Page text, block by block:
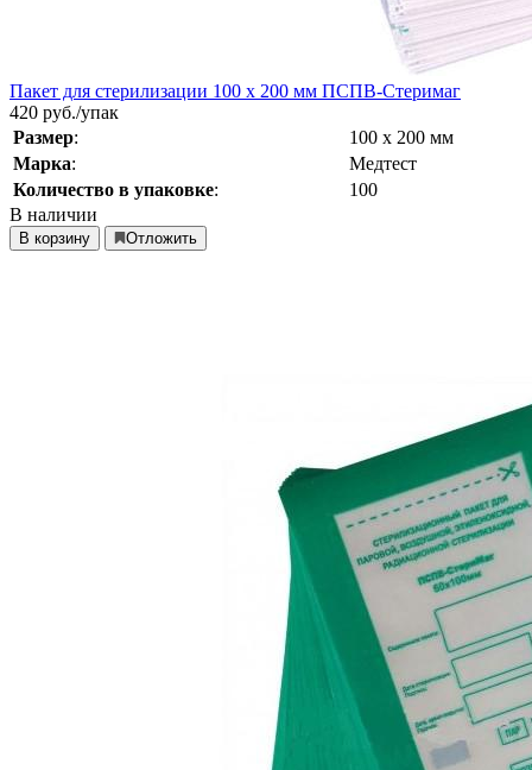
Пакет для стерилизации 100 х 200 мм ПСПВ-Стеримаг
420 руб./упак
Размер:
100 х 200 мм
Марка:
Медтест
Количество в упаковке:
100
В наличии
В корзину Отложить